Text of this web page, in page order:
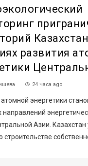
развития
24 часа ago
энергетики
Азии.